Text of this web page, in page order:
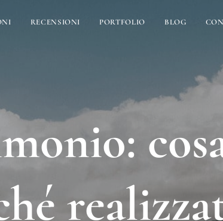
RECENSIONI PORTFOLIO BLOG